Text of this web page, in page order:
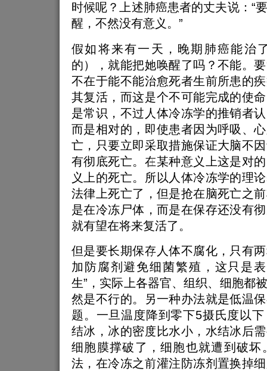
时候呢？上述肺癌患者的丈夫说：“
醒，不然没有意义。”
假如将来有一天，晚期肺癌能治
的），就能把她唤醒了吗？不能。
不在于能不能治愈死者生前所患的
其复活，而这是个不可能完成的使
是常识，不过人体冷冻学的推销者
而是相对的，即使患者因为呼吸、
亡，只要立即采取措施保证大脑不
有彻底死亡。在某种意义上这是对
义上的死亡。所以人体冷冻学的理
法律上死亡了，但是抢在脑死亡之
是在冷冻尸体，而是在保存还没有
就有望在将来复活了。
但是要长期保存人体不腐化，只有
加防腐剂避免细菌繁殖，这只是
生”，实际上各器官、组织、细胞都
然是不行的。另一种办法就是低温
题。一旦温度降到零下5摄氏度以
结冰，冰的密度比水小，水结冰后
细胞膜撑破了，细胞也就遭到破坏
法，在冷冻之前灌注防冻剂置换掉